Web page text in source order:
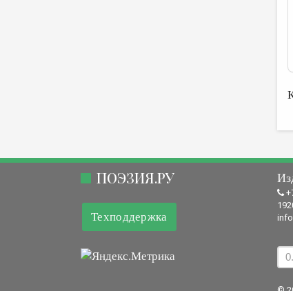
ПОЭЗИЯ.РУ
Техподдержка